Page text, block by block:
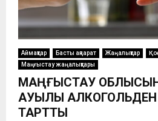
Аймақтар Басты ақпарат Жаңалықтар
Маңғыстау жаңалықтары
МАҢҒЫСТАУ
АУЫЛЫ АЛКОГОЛЬДЕН
ТАРТТЫ